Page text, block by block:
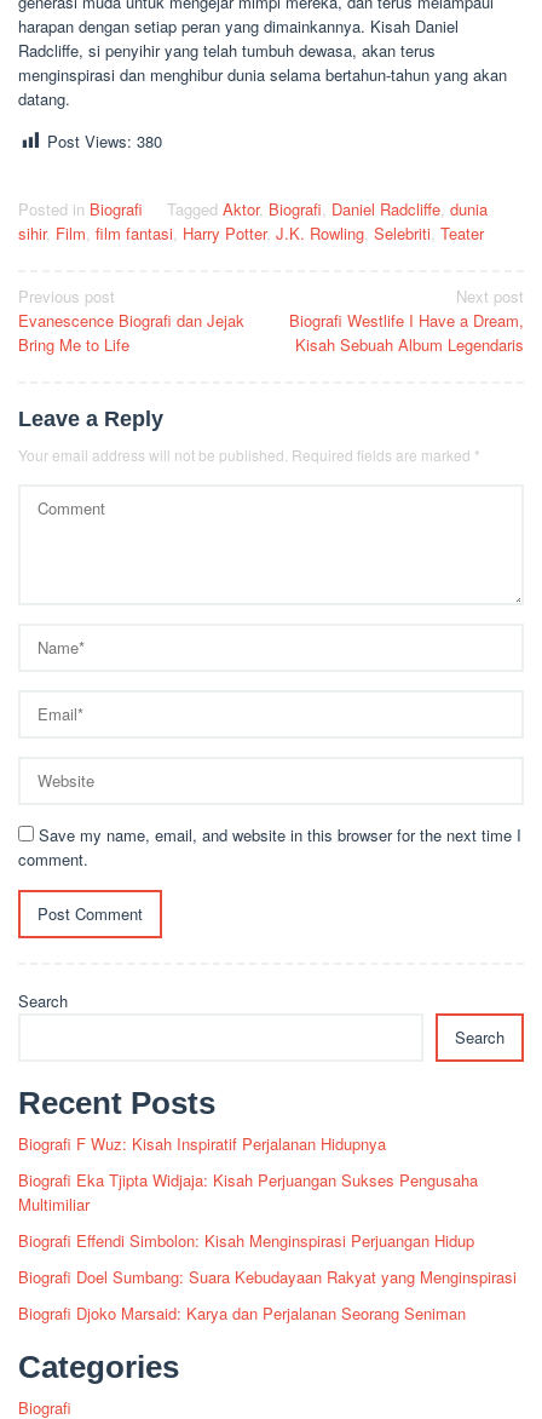
harapan dengan setiap peran yang dimainkannya. Kisah Daniel
Radcliffe, si penyihir yang telah tumbuh dewasa, akan terus
menginspirasi dan menghibur dunia selama bertahun-tahun yang akan
datang.
Post Views: 380
Posted in Biografi Tagged Aktor, Biografi, Daniel Radcliffe, dunia
sihir, Film, film fantasi, Harry Potter, J.K. Rowling, Selebriti, Teater
Post
navigation
Previous post
Evanescence Biografi dan Jejak
Bring Me to Life
Next post
Biografi Westlife I Have a Dream,
Kisah Sebuah Album Legendaris
Leave a Reply
Your email address will not be published. Required fields are marked *
Save my name, email, and website in this browser for the next time I
comment.
Search
Search
Recent Posts
Biografi F Wuz: Kisah Inspiratif Perjalanan Hidupnya
Biografi Eka Tjipta Widjaja: Kisah Perjuangan Sukses Pengusaha
Multimiliar
Biografi Effendi Simbolon: Kisah Menginspirasi Perjuangan Hidup
Biografi Doel Sumbang: Suara Kebudayaan Rakyat yang Menginspirasi
Biografi Djoko Marsaid: Karya dan Perjalanan Seorang Seniman
Categories
Biografi